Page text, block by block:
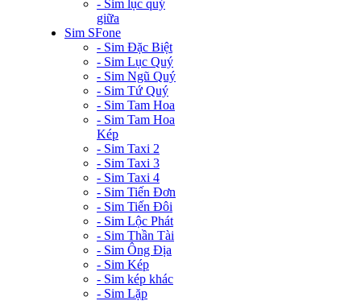
- Sim lục quý
giữa
Sim SFone
- Sim Đặc Biệt
- Sim Lục Quý
- Sim Ngũ Quý
- Sim Tứ Quý
- Sim Tam Hoa
- Sim Tam Hoa
Kép
- Sim Taxi 2
- Sim Taxi 3
- Sim Taxi 4
- Sim Tiến Đơn
- Sim Tiến Đôi
- Sim Lộc Phát
- Sim Thần Tài
- Sim Ông Địa
- Sim Kép
- Sim kép khác
- Sim Lặp